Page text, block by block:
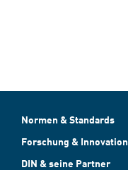
Normen & Standards
Forschung & Innovation
DIN & seine Partner